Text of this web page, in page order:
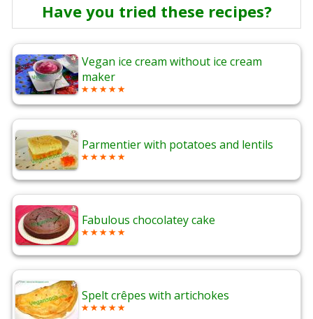
Have you tried these recipes?
Vegan ice cream without ice cream
maker
Parmentier with potatoes and lentils
Fabulous chocolatey cake
Spelt crêpes with artichokes